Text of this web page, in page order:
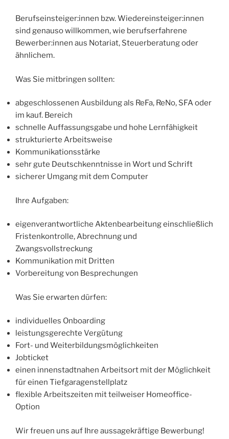
Berufseinsteiger:innen bzw. Wiedereinsteiger:innen
sind genauso willkommen, wie berufserfahrene
Bewerber:innen aus Notariat, Steuerberatung oder
ähnlichem.
Was Sie mitbringen sollten:
abgeschlossenen Ausbildung als ReFa, ReNo, SFA oder
im kauf. Bereich
schnelle Auffassungsgabe und hohe Lernfähigkeit
strukturierte Arbeitsweise
Kommunikationsstärke
sehr gute Deutschkenntnisse in Wort und Schrift
sicherer Umgang mit dem Computer
Ihre Aufgaben:
eigenverantwortliche Aktenbearbeitung einschließlich
Fristenkontrolle, Abrechnung und
Zwangsvollstreckung
Kommunikation mit Dritten
Vorbereitung von Besprechungen
Was Sie erwarten dürfen:
individuelles Onboarding
leistungsgerechte Vergütung
Fort- und Weiterbildungsmöglichkeiten
Jobticket
einen innenstadtnahen Arbeitsort mit der Möglichkeit
für einen Tiefgaragenstellplatz
flexible Arbeitszeiten mit teilweiser Homeoffice-
Option
Wir freuen uns auf Ihre aussagekräftige Bewerbung!